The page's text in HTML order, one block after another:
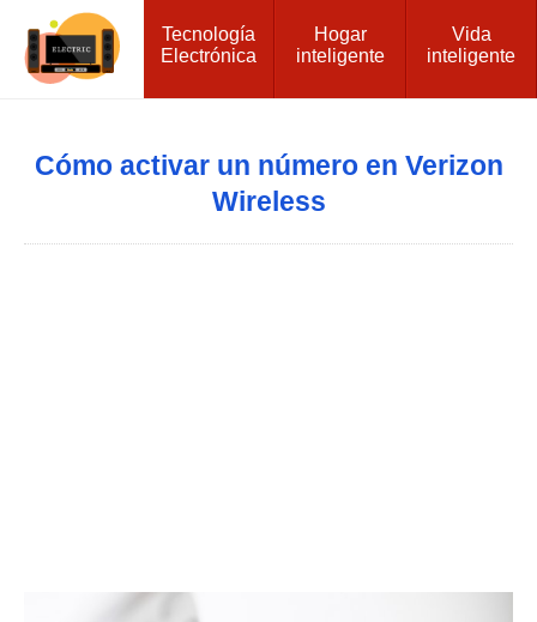
Tecnología
Electrónica
Hogar
inteligente
Vida
inteligente
Cómo activar un número en Verizon
Wireless